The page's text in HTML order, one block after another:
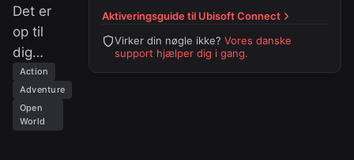
Det er
op til
dig…
Action
Adventure
Open
World
Aktiveringsguide til Ubisoft Connect
Virker din nøgle ikke? Vores danske
support hjælper dig i gang.